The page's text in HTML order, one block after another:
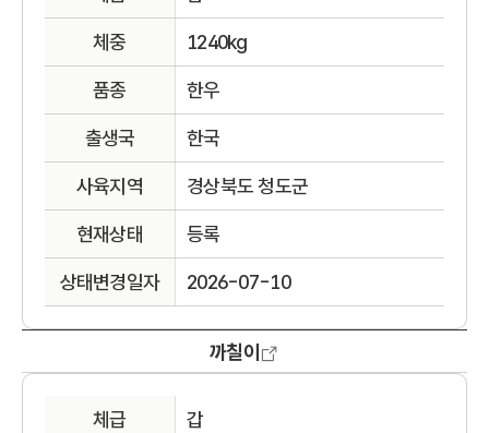
체중 1240kg
품종 한우
출생국 한국
사육지역 경상북도 청도군
현재상태 등록
상태변경일자 2026-07-10
까칠이
체급 갑